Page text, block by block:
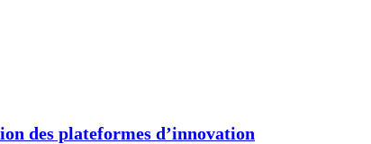
des plateformes d’innovation